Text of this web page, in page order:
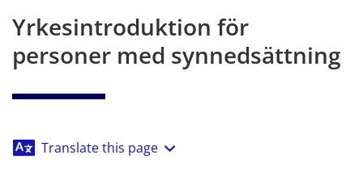
Yrkesintroduktion för
personer med synnedsättning
Translate this page